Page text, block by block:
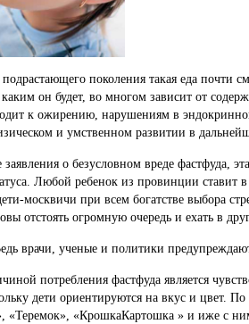
поколения такая еда почти
он будет, во многом зависит от
к ожирению, нарушениям в
и умственном развитии в
о безусловном вреде фастфуда,
Любой ребенок из провинции
москвичи при всем богатстве выбора
отстоять огромную очередь и ехать в
врачи, ученые и политики
потребления фастфуда является
дети ориентируются на вкус и цвет.
«Теремок», «КрошкаКартошка » и иже с